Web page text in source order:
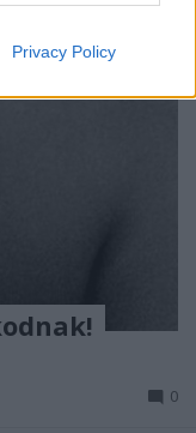
Privacy Policy
0